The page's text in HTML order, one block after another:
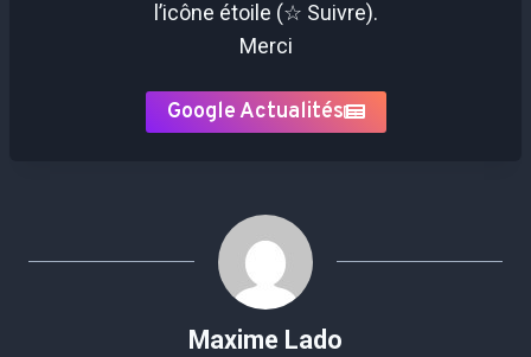
l’icône étoile (☆ Suivre).
Merci
Google Actualités
Maxime Lado